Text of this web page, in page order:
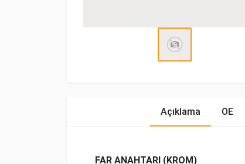
Açıklama OE
FAR ANAHTARI (KROM)